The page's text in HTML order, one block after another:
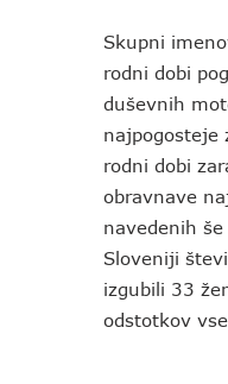
Skupni
rodni dobi
duševnih
najpogosteje
rodni dobi
obravnave
navedenih
Sloveniji
izgubili 33
odstotkov